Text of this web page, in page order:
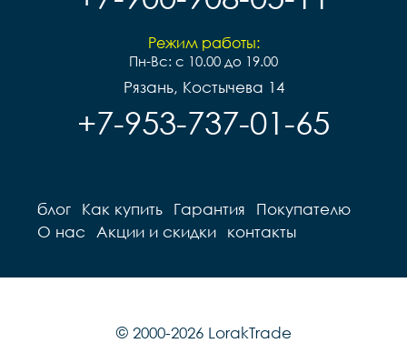
Режим работы:
Пн-Вс: с 10.00 до 19.00
Рязань, Костычева 14
+7-953-737-01-65
блог Как купить Гарантия
Покупателю
О нас
Акции и скидки контакты
© 2000-2026 LorakTrade